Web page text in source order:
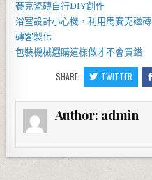
賽克瓷磚自行DIY創作
浴室設計小心機，利用 馬賽克磁磚
磚客製化
包裝機械選購這樣做才不會買錯
SHARE: TWITTER
Author: admin